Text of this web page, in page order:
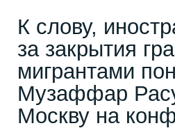
К слову,
за закрытия
мигрантами
Музаффар
Москву на